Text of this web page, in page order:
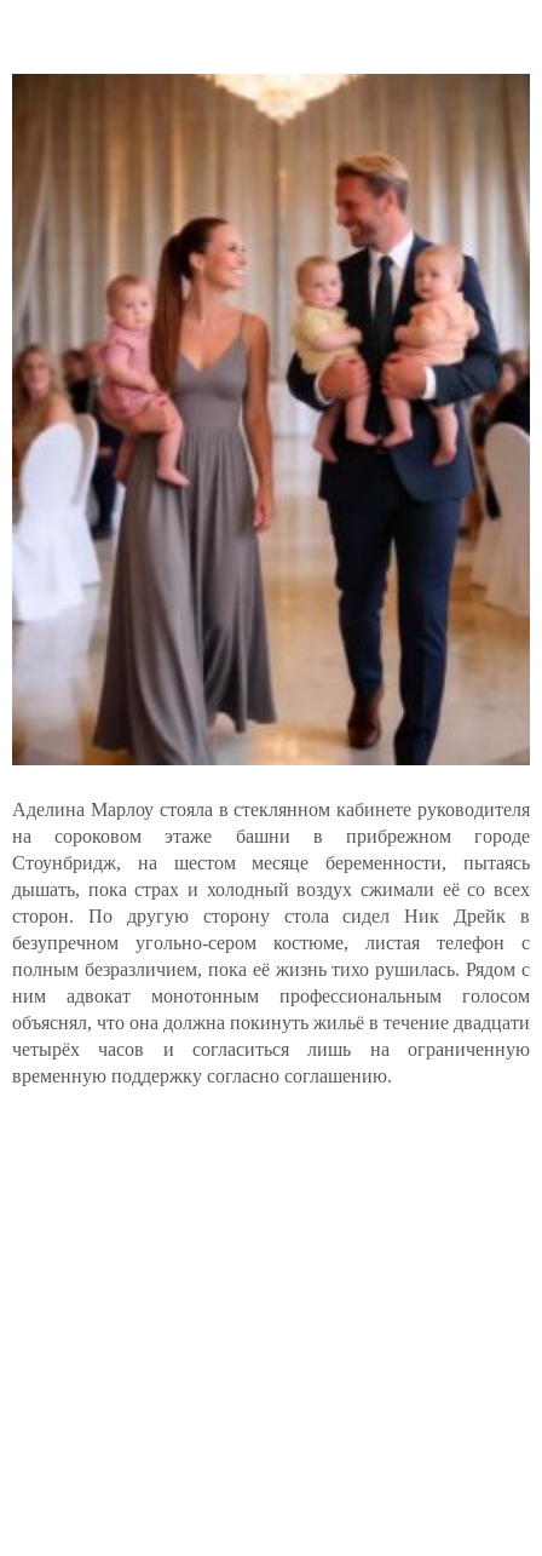
Аделина Марлоу стояла в стеклянном кабинете руководителя
на сороковом этаже башни в прибрежном городе
Стоунбридж, на шестом месяце беременности, пытаясь
дышать, пока страх и холодный воздух сжимали её со всех
сторон. По другую сторону стола сидел Ник Дрейк в
безупречном угольно-сером костюме, листая телефон с
полным безразличием, пока её жизнь тихо рушилась. Рядом с
ним адвокат монотонным профессиональным голосом
объяснял, что она должна покинуть жильё в течение двадцати
четырёх часов и согласиться лишь на ограниченную
временную поддержку согласно соглашению.